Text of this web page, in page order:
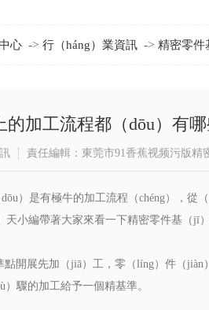
心 -> 行（háng）業資訊 -> 精密零件
加工流程都（dōu）有
責任編輯：東莞市91香蕉视频污版精
）是有極牛的加工流程（chéng），從
天小編帶著大家來看一下精密零件基（jī
開展先加（jiā）工，零（líng）件（
驟的加工給予一個精基準。